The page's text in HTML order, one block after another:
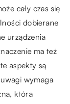
cały czas się
dobierane
urządzenia
ma też
aspekty są
wymaga
która